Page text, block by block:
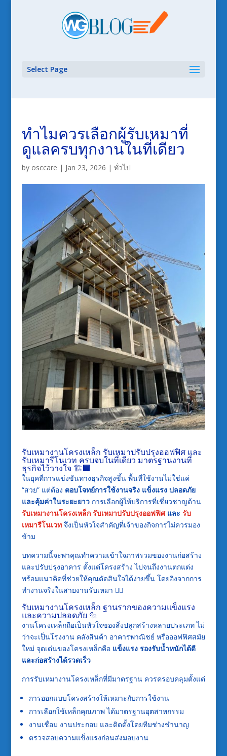
Select Page
ทำไมควรเลือกผู้รับเหมาที่
ดูแลครบทุกงานในที่เดียว
by osccare | Jan 23, 2026 | ทั่วไป
รับเหมางานโครงเหล็ก รับเหมาปรับปรุงออฟฟิศ และ
รับเหมารีโนเวท ครบจบในที่เดียว มาตรฐานงานที่
ธุรกิจไว้วางใจ 🏗️🏢
ในยุคที่การแข่งขันทางธุรกิจสูงขึ้น พื้นที่ใช้งานไม่ใช่แค่
“สวย” แต่ต้อง ตอบโจทย์การใช้งานจริง แข็งแรง ปลอดภัย
และคุ้มค่าในระยะยาวการเลือกผู้ให้บริการที่เชี่ยวชาญด้าน
รับเหมางานโครงเหล็ก รับเหมาปรับปรุงออฟฟิศและ รับ
เหมารีโนเวทจึงเป็นหัวใจสำคัญที่เจ้าของกิจการไม่ควรมอง
ข้าม
บทความนี้จะพาคุณทำความเข้าใจภาพรวมของงานก่อสร้าง
และปรับปรุงอาคาร ตั้งแต่โครงสร้าง ไปจนถึงงานตกแต่ง
พร้อมแนวคิดที่ช่วยให้คุณตัดสินใจได้ง่ายขึ้น โดยอิงจากการ
ทำงานจริงในสายงานรับเหมา 👷‍♂️
รับเหมางานโครงเหล็ก ฐานรากของความแข็งแรง
และความปลอดภัย 🔩
งานโครงเหล็กถือเป็นหัวใจของสิ่งปลูกสร้างหลายประเภท ไม่
ว่าจะเป็นโรงงาน คลังสินค้า อาคารพาณิชย์ หรือออฟฟิศสมัย
ใหม่ จุดเด่นของโครงเหล็กคือ แข็งแรง รองรับน้ำหนักได้ดี
และก่อสร้างได้รวดเร็ว
การรับเหมางานโครงเหล็กที่มีมาตรฐาน ควรครอบคลุมตั้งแต่
การออกแบบโครงสร้างให้เหมาะกับการใช้งาน
การเลือกใช้เหล็กคุณภาพ ได้มาตรฐานอุตสาหกรรม
งานเชื่อม งานประกอบ และติดตั้งโดยทีมช่างชำนาญ
ตรวจสอบความแข็งแรงก่อนส่งมอบงาน